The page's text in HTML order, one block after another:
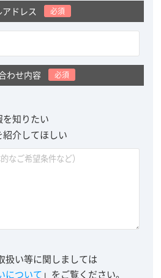
アドレス 必須
わせ内容 必須
を知りたい
介してほしい
扱い等に関しましては
について 」をご覧ください。